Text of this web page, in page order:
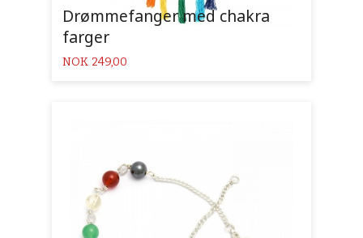
Drømmefanger med chakra
farger
Pris
NOK 249,00